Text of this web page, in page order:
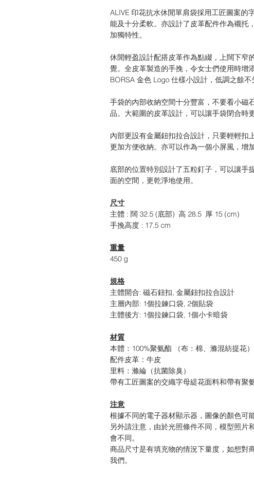
ALIVE 印花抗水休閒單肩袋採用工匠圖案的
能及十分柔軟。亦設計了皮革配件作為襯托
加獨特性。
休閒輕盈設計配搭皮革作為點綴，上闊下窄
覺。全皮革製造的手挽，令女士們使用時增
BORSA 金色 Logo 仕樣小設計，低調之餘不
手袋的內部收納空間十分豐富，不要看小磁
品。大範圍的皮革設計，可以讓手袋閉合時
內部更設有金屬鈕扣拉合設計，只要輕輕扣
更加方便收納。亦可以作為一個小屏風，增
底部的位置特別設計了五粒釘子，可以讓手
面的空間，更乾淨地使用。
尺寸
主體 : 闊 32.5 (底部) 高 28.5 厚 15 (cm)
手挽高度 : 17.5 cm
重量
450 g
規格
主體開合: 磁石鈕扣, 金屬鈕扣拉合設計
主層內部: 1個拉鍊口袋, 2個貼袋
主體後方: 1個拉鍊口袋, 1個小卡暗袋
材質
本體：100%聚氨酯 （布：棉、滌混紡提花）
配件皮革：牛皮
里料：滌綸（抗菌除臭）
帶有工匠圖案的交織字母緹花面料和帶有聚
注意
根據不同的電子器材顯示器，圖像的顏色可
另外請注意，由於光照條件不同，模型照片
會不同。
商品尺寸是有填充物的情況下量度，如想對
我們。